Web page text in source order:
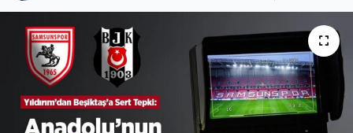
Gündem
Özel Haber
POLİTİKA